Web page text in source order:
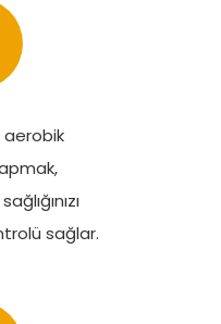
aerobik
sağlar.